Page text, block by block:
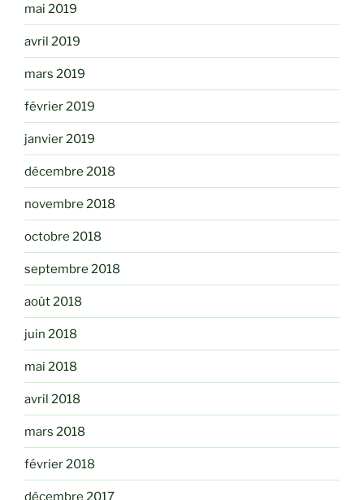
mai 2019
avril 2019
mars 2019
février 2019
janvier 2019
décembre 2018
novembre 2018
octobre 2018
septembre 2018
août 2018
juin 2018
mai 2018
avril 2018
mars 2018
février 2018
décembre 2017